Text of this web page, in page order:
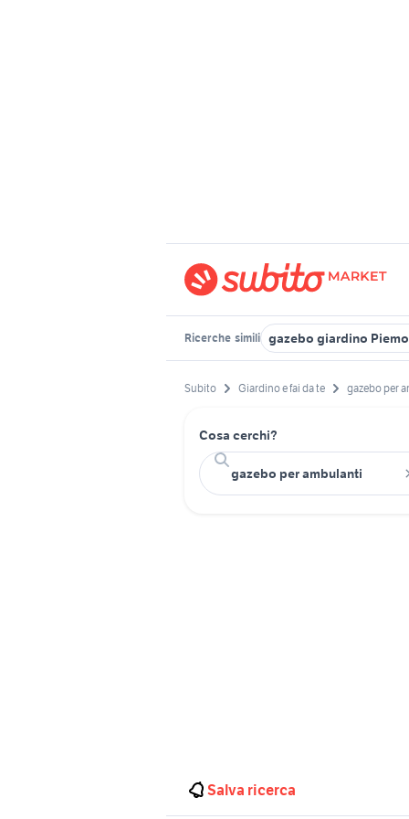
Ricerche simili gazebo giardino
Subito Giardino e fai da te gazebo per
Cosa cerchi?
Salva ricerca